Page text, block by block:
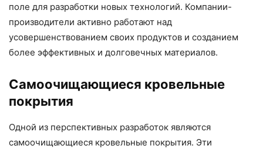
поле для разработки новых технологий. Компании-
производители активно работают над
усовершенствованием своих продуктов и созданием
более эффективных и долговечных материалов.
Самоочищающиеся кровельные
покрытия
Одной из перспективных разработок являются
самоочищающиеся кровельные покрытия. Эти